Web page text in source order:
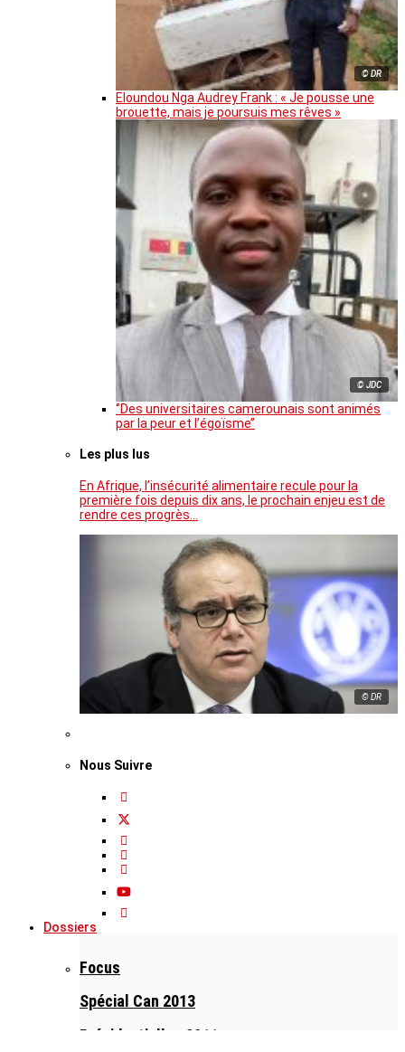
© DR
Eloundou Nga Audrey Frank : « Je pousse une
brouette, mais je poursuis mes rêves »
© JDC
‘’Des universitaires camerounais sont animés
par la peur et l’égoïsme’’
Les plus lus
En Afrique, l’insécurité alimentaire recule pour la
première fois depuis dix ans, le prochain enjeu est de
rendre ces progrès…
© DR
Nous Suivre
Dossiers
Focus
Spécial Can 2013
Présidentielles 2011